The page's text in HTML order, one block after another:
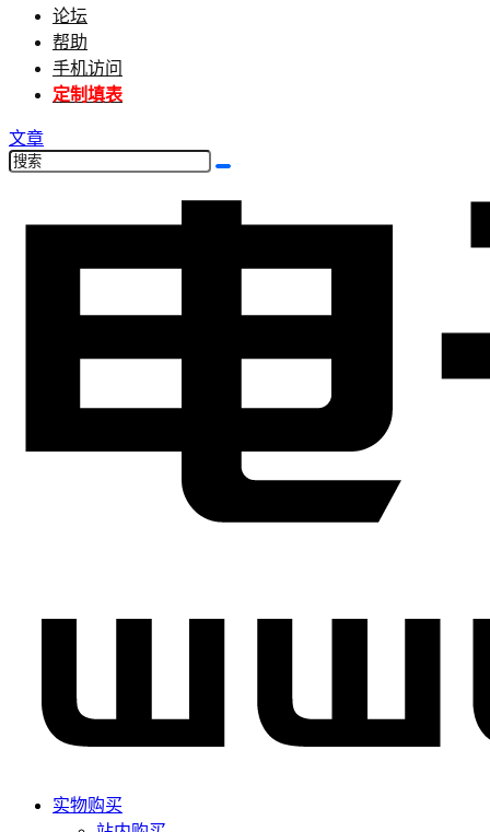
论坛
帮助
手机访问
定制填表
文章
实物购买